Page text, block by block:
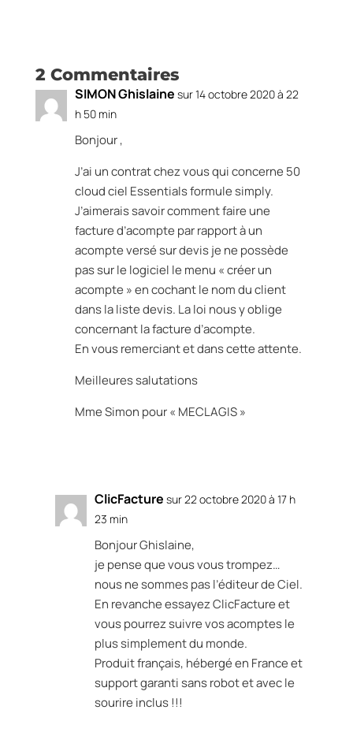
2 Commentaires
SIMON Ghislaine sur 14 octobre 2020 à 22
h 50 min
Bonjour ,
J’ai un contrat chez vous qui concerne 50
cloud ciel Essentials formule simply.
J’aimerais savoir comment faire une
facture d’acompte par rapport à un
acompte versé sur devis je ne possède
pas sur le logiciel le menu « créer un
acompte » en cochant le nom du client
dans la liste devis. La loi nous y oblige
concernant la facture d’acompte.
En vous remerciant et dans cette attente.
Meilleures salutations
Mme Simon pour « MECLAGIS »
ClicFacture sur 22 octobre 2020 à 17 h
23 min
Bonjour Ghislaine,
je pense que vous vous trompez…
nous ne sommes pas l’éditeur de Ciel.
En revanche essayez ClicFacture et
vous pourrez suivre vos acomptes le
plus simplement du monde.
Produit français, hébergé en France et
support garanti sans robot et avec le
sourire inclus !!!